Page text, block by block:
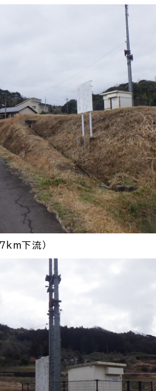
防災情報サイ
市役所へのアクセス
下流）